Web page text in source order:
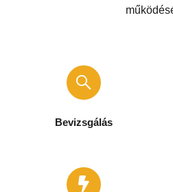
Bevizsgálás
Nálunk csak a sikeres
javításért kell fizetned.